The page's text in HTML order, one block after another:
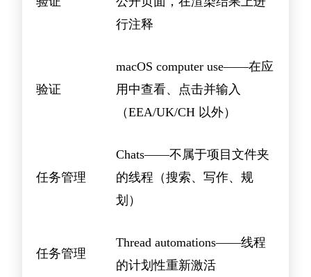
行注释
验证
macOS computer use——在应
用中查看、点击并输入
（EEA/UK/CH 以外）
任务管理
Chats——不属于项目文件夹
的线程（搜索、写作、规
划）
任务管理
Thread automations——线程
的计划性重新激活